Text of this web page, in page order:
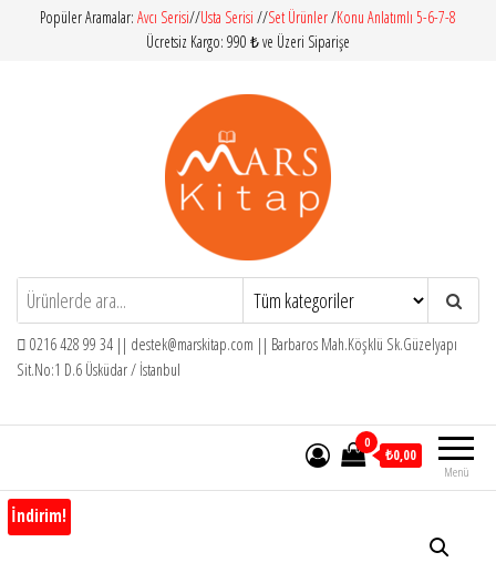
İçeriğePopüler Aramalar: Avcı Serisi//Usta Serisi //Set Ürünler/Konu Anlatımlı 5-6-7-8
Ücretsiz Kargo: 990 ₺ ve Üzeri Siparişe
Mars Kitap
İlköğretim – Orta Öğretim – Yardımcı
Kitaplar
0216 428 99 34 || destek@marskitap.com || Barbaros Mah.Köşklü Sk.Güzelyapı
Sit.No:1 D.6 Üsküdar / İstanbul
Menü
0
₺0,00
İndirim!